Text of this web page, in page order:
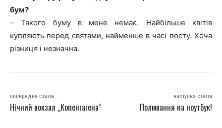
бум?
–Такого буму в мене немає. Найбільше квітів
купляють перед святами, найменше в часі посту. Хоча
різниця і незначна.
попередня стаття
Нічний вокзал „Копенгагена”
наступна стаття
Полювання на ноутбук!